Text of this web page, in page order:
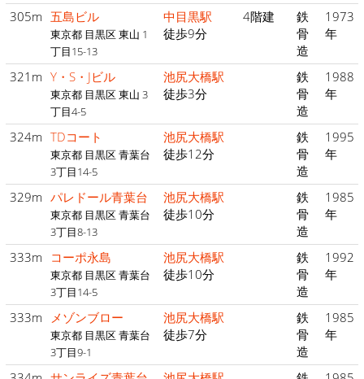
305m 五島ビル
東京都 目黒区 東山 1
丁目15-13
中目黒駅
徒歩9分
4階建
鉄
骨
造
1973
年
321m Y・S・Jビル
東京都 目黒区 東山 3
丁目4-5
池尻大橋駅
徒歩3分
鉄
骨
造
1988
年
324m TDコート
東京都 目黒区 青葉台
3丁目14-5
池尻大橋駅
徒歩12分
鉄
骨
造
1995
年
329m パレドール青葉台
東京都 目黒区 青葉台
3丁目8-13
池尻大橋駅
徒歩10分
鉄
骨
造
1985
年
333m コーポ永島
東京都 目黒区 青葉台
3丁目14-5
池尻大橋駅
徒歩10分
鉄
骨
造
1992
年
333m メゾンブロー
東京都 目黒区 青葉台
3丁目9-1
池尻大橋駅
徒歩7分
鉄
骨
造
1985
年